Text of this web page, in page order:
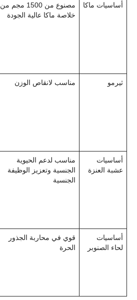
أساسيات ماكا
مصنوع من 1500 مجم من
خلاصة ماكا عالية الجودة
ثيرمو مناسب لانقاص الوزن
أساسيات
عشبة العنزة
مناسب لدعم الحيوية
الجنسية وتعزيز الوظيفة
الجنسية
أساسيات
لحاء الصنوبر
قوي في محاربة الجذور
الحرة